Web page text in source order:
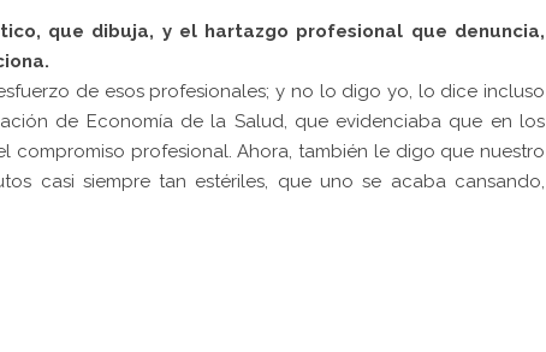
que dibuja, y el hartazgo profesional que denuncia,
de esos profesionales; y no lo digo yo, lo dice incluso
de Economía de la Salud, que evidenciaba que en los
compromiso profesional. Ahora, también le digo que nuestro
casi siempre tan estériles, que uno se acaba cansando,